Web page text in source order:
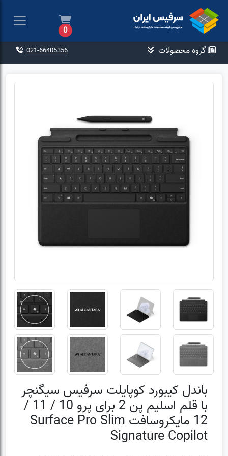
0
گروه محصولات 021-66405356
باندل کیبورد کوپایلت سرفیس سیگنچر
با قلم اسلیم پن 2 برای پرو 10 / 11 /
12 مایکروسافت Surface Pro Slim
Signature Copilot